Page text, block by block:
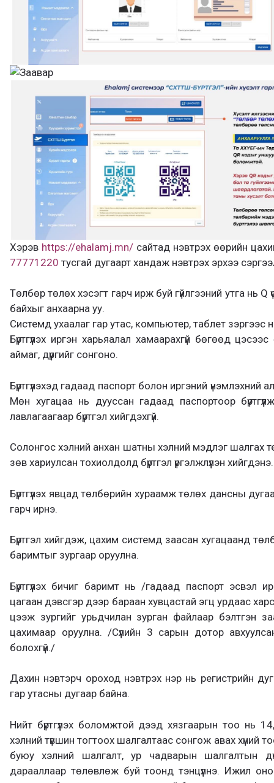
Хэрэв https://ehalamj.mn/сайтад нэвтрэх өөрийн
77771220 тусгай дугаарт хандаж нэвтрэх эрхээ
Төлбөр төлөх хэсэгт гарч ирж буй гүйлгээний утга нь
байхыг анхаарна уу.
Системд ухаалаг гар утас, компьютер, таблет зэргээс
Бүртгүүлэх иргэн харьяалал хамаарахгүй бөгөөд
аймаг, дүүргийг сонгоно.
Бүртгүүлэхэд гадаад паспорт болон иргэний үнэмлэхний
Мөн хугацаа нь дууссан гадаад паспортоор
лавлагаагаар бүртгэл хийгдэхгүй.
Солонгос хэлний анхан шатны хэлний мэдлэг шалгах
зөв хариулсан тохиолдолд бүртгэл үргэлжлүүлэн хийгдэнэ.
Бүртгүүлэх явцад төлбөрийн хураамж төлөх дансны
гарч ирнэ.
Бүртгэл хийгдэж, цахим системд заасан хугацаанд
баримтыг зургаар оруулна.
Бүртгүүлэх бичиг баримт нь /гадаад паспорт эсвэл
цагаан дэвсгэр дээр бараан хувцастай эгц урдаас
цээж зургийг урьдчилан зурган файлаар бэлтгэн
цахимаар оруулна. /Сүүлийн 3 сарын дотор
болохгүй./
Дахин нэвтэрч ороход нэвтрэх нэр нь регистрийн
гар утасны дугаар байна.
Нийт бүртгүүлэх боломжтой дээд хязгаарын тоо нь
хэлний түвшин тогтоох шалгалтаас сонгож авах хүний
буюу хэлний шалгалт, ур чадварын шалгалтын
дарааллаар төлөвлөж буй тоонд тэнцүүлнэ. Ижил